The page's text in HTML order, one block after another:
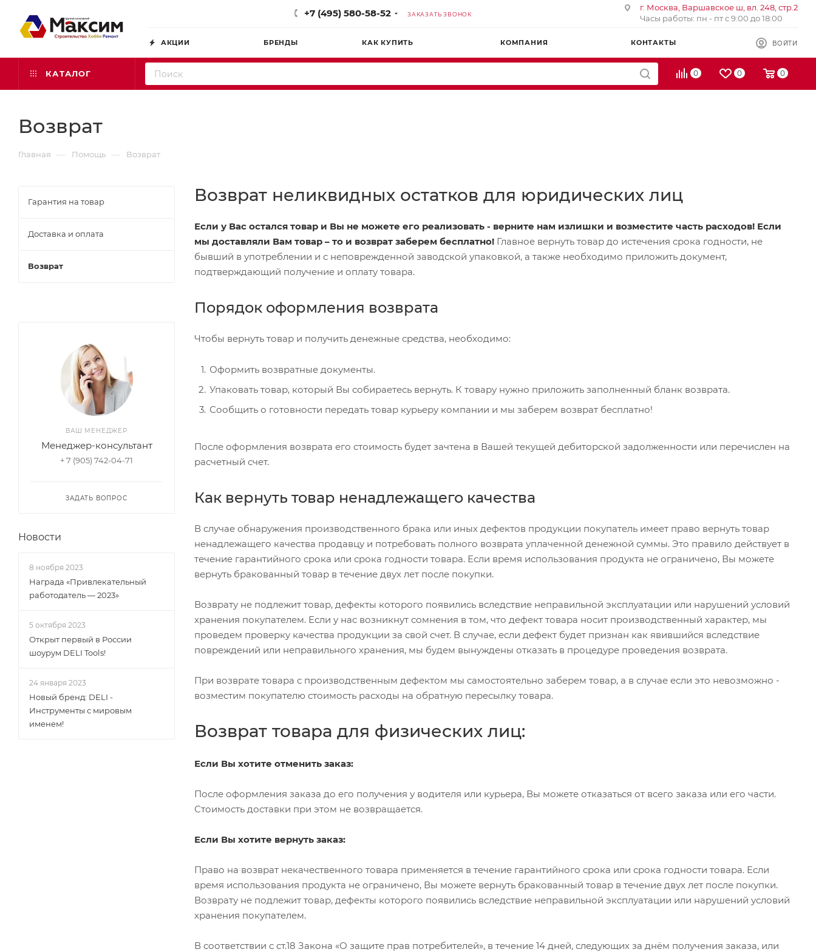
+7 (495) 580-58-52 ЗАКАЗАТЬ ЗВОНОК
г. Москва, Варшавское ш, вл. 248, стр.2
Часы работы: пн - пт с 9:00 до 18:00
АКЦИИ БРЕНДЫ КАК КУПИТЬ КОМПАНИЯ КОНТАКТЫ ВОЙТИ
КАТАЛОГ 0 0 0
Возврат
Главная — Помощь — Возврат
Возврат неликвидных остатков для юридических лиц
Если у Вас остался товар и Вы не можете его реализовать - верните нам излишки и возместите часть расходов! Если
мы доставляли Вам товар – то и возврат заберем бесплатно! Главное вернуть товар до истечения срока годности, не
бывший в употреблении и с неповрежденной заводской упаковкой, а также необходимо приложить документ,
подтверждающий получение и оплату товара.
Порядок оформления возврата
Чтобы вернуть товар и получить денежные средства, необходимо:
Оформить возвратные документы.
Упаковать товар, который Вы собираетесь вернуть. К товару нужно приложить заполненный бланк возврата.
Сообщить о готовности передать товар курьеру компании и мы заберем возврат бесплатно!
После оформления возврата его стоимость будет зачтена в Вашей текущей дебиторской задолженности или перечислен на
расчетный счет.
Как вернуть товар ненадлежащего качества
В случае обнаружения производственного брака или иных дефектов продукции покупатель имеет право вернуть товар
ненадлежащего качества продавцу и потребовать полного возврата уплаченной денежной суммы. Это правило действует в
течение гарантийного срока или срока годности товара. Если время использования продукта не ограничено, Вы можете
вернуть бракованный товар в течение двух лет после покупки.
Возврату не подлежит товар, дефекты которого появились вследствие неправильной эксплуатации или нарушений условий
хранения покупателем. Если у нас возникнут сомнения в том, что дефект товара носит производственный характер, мы
проведем проверку качества продукции за свой счет. В случае, если дефект будет признан как явившийся вследствие
повреждений или неправильного хранения, мы будем вынуждены отказать в процедуре проведения возврата.
При возврате товара с производственным дефектом мы самостоятельно заберем товар, а в случае если это невозможно -
возместим покупателю стоимость расходы на обратную пересылку товара.
Возврат товара для физических лиц:
Если Вы хотите отменить заказ:
После оформления заказа до его получения у водителя или курьера, Вы можете отказаться от всего заказа или его части.
Стоимость доставки при этом не возвращается.
Если Вы хотите вернуть заказ:
Право на возврат некачественного товара применяется в течение гарантийного срока или срока годности товара. Если
время использования продукта не ограничено, Вы можете вернуть бракованный товар в течение двух лет после покупки.
Возврату не подлежит товар, дефекты которого появились вследствие неправильной эксплуатации или нарушений условий
хранения покупателем.
В соответствии с ст.18 Закона «О защите прав потребителей», в течение 14 дней, следующих за днём получения заказа, или
Гарантия на товар
Доставка и оплата
Возврат
ВАШ МЕНЕДЖЕР
Менеджер-консультант
+ 7 (905) 742-04-71
ЗАДАТЬ ВОПРОС
Новости
8 ноября 2023
Награда «Привлекательный
работодатель — 2023»
5 октября 2023
Открыт первый в России
шоурум DELI Tools!
24 января 2023
Новый бренд: DELI -
Инструменты с мировым
именем!